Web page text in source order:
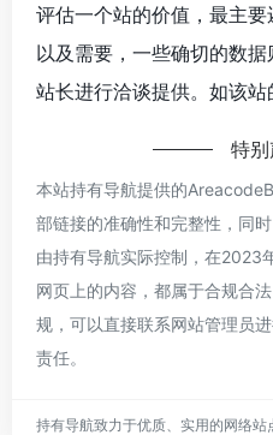
评估一个站的价值，最主
以及需要，一些确切的数
站长进行洽谈提供。如该站
特
本站持有导航提供的
部链接的准确性和完整性，同
由持有导航实际控制，在2023
网页上的内容，都属于合规合
规，可以直接联系网站管理员
责任。
持有导航致力于优质、实用的网络站